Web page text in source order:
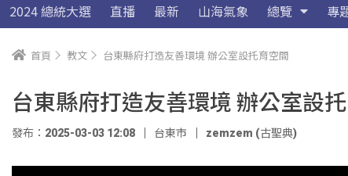
2024 總統大選 直播 最新 山海氣象 總覽 專
首頁 教文 台東縣府打造友善環境 辦公室設托育空間
台東縣府打造友善環境 辦公室設
發布：2025-03-03 12:08 台東市 zemzem (古聖典)